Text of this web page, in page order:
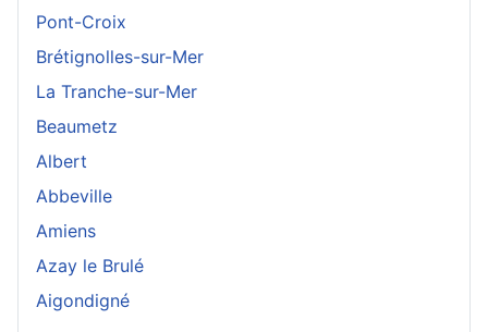
Pont-Croix
Brétignolles-sur-Mer
La Tranche-sur-Mer
Beaumetz
Albert
Abbeville
Amiens
Azay le Brulé
Aigondigné